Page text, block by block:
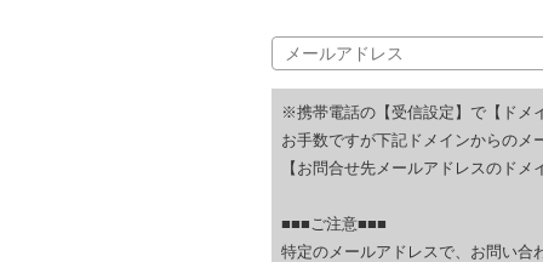
※携帯電話の【受信設定】で【ドメ
お手数ですが下記ドメインからのメ
【お問合せ先メールアドレスのドメ
■■■ご注意■■■
特定のメールアドレスで、お問い合